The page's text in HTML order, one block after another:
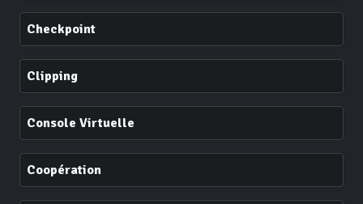
Checkpoint
Clipping
Console Virtuelle
Coopération